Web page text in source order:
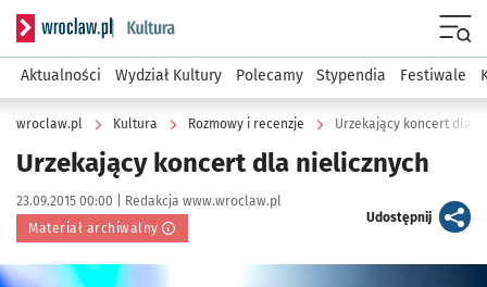
Serwis informacyjny wroclaw.pl podserwis: Kultura
Aktualności Wydział Kultury Polecamy Stypendia Festiwale
wroclaw.pl Kultura Rozmowy i recenzje Urzekający koncert dla
Urzekający koncert dla nielicznych
Data publikacji:
23.09.2015 00:00 | Autor:
Redakcja www.wroclaw.pl
Materiał archiwalny
Udostępnijartykuł
Kliknij, aby powiększyć